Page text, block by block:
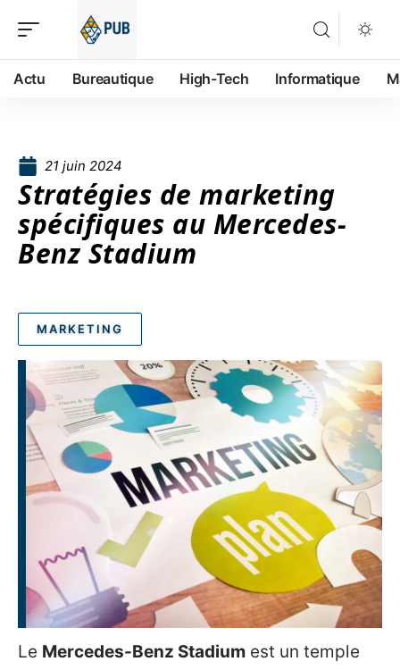
Actu Bureautique High-Tech Informatique
21 juin 2024
Stratégies de marketing
spécifiques au Mercedes-
Benz Stadium
MARKETING
Le Mercedes-Benz Stadium est un temple